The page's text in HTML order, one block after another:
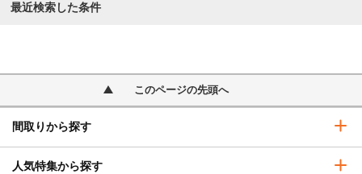
最近検索した条件
このページの先頭へ
間取りから探す
人気特集から探す